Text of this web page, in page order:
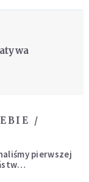
/
pierwszej
jak